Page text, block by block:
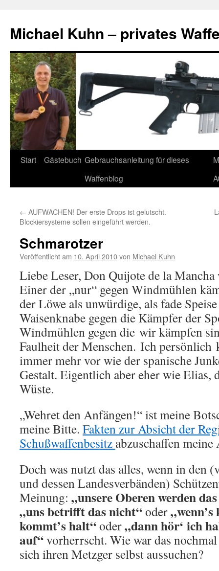
springen
Michael Kuhn – privates
Start Gästebuch Gebrauchsanleitung für dieses
Waffenblog
← AUFWACHEN! Der erste Drops ist gelutscht.
Blockiersysteme sollen eingeführt werden.
Schmarotzer
Veröffentlicht am 10. April 2010von Michael Kuhn
Liebe Leser, Don Quijote de la Mancha
Einer der „nur“ gegen Windmühlen
der Löwe als unwürdige, als fade
Waisenknabe gegen die Kämpfer der
Windmühlen gegen die wir kämpfen
Faulheit der Menschen. Ich persönlich
immer mehr vor wie der spanische
Gestalt. Eigentlich aber eher wie Elias,
Wüste.
„Wehret den Anfängen!“ ist meine
meine Bitte. Fakten zur Absicht der
Schußwaffenbesitz abzuschaffen
Doch was nutzt das alles, wenn in den
und dessen Landesverbänden)
Meinung: „unsere Oberen werden
„uns betrifft das nicht“oder
kommt’s halt“oder„dann hör‘ ich
auf“vorherrscht. Wie war das
sich ihren Metzger selbst aussuchen?